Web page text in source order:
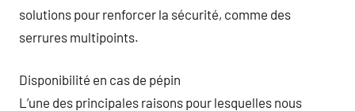
solutions pour renforcer la sécurité, comme des
serrures multipoints.
Disponibilité en cas de pépin
L’une des principales raisons pour lesquelles nous